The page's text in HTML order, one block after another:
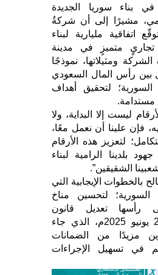
بناء سوريا الجديدة
مشيرًا إلى أن شركةُ
اتفاقية مليارية لبناء
متميزٍ في مدينة
ومثيلاتها، نموذجًا
بين رأس المال السعودي
السورية؛ لتحقيق أهداف
مستدامة.
ليست إلا البداية، ولا
فإن علينا أن نعمل معًا،
لتعزيز هذه الأرقام
بلدينا الرامية لبناء
الشقيقين”.
بالخطوات الإيجابية التي
السورية؛ لتحسين مناخ
رأسها تعديل قانون
الاستثمار في 24 يونيو 2025م، الذي جاء
مزيدًا من الضمانات
في تسهيل الإجراءات